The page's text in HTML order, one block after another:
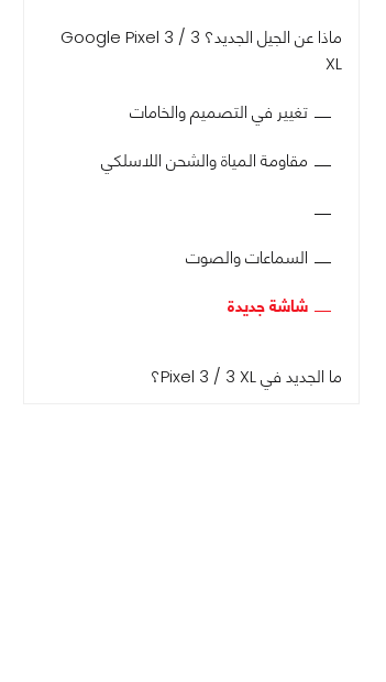
ماذا عن الجيل الجديد؟ Google Pixel 3 / 3
XL
تغيير في التصميم والخامات
مقاومة المياة والشحن اللاسلكي
السماعات والصوت
شاشة جديدة
ما الجديد في Pixel 3 / 3 XL؟